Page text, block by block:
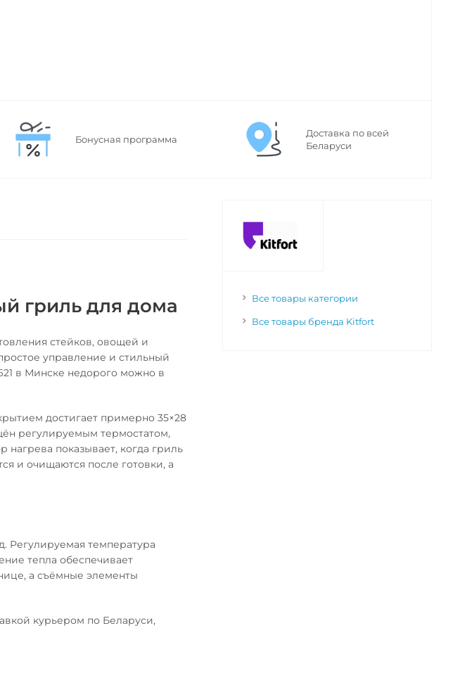
Бонусная программа
Доставка по всей
Беларуси
гриль для дома
стейков, овощей и
управление и стильный
в Минске недорого можно в
достигает примерно 35×28
регулируемым термостатом,
нагрева показывает, когда гриль
и очищаются после готовки, а
Регулируемая температура
тепла обеспечивает
а съёмные элементы
курьером по Беларуси,
Все товары категории
Все товары бренда Kitfort